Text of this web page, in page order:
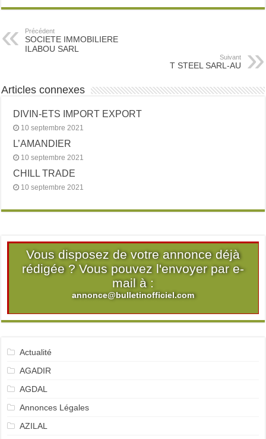
Précédent
SOCIETE IMMOBILIERE
ILABOU SARL
Suivant
T STEEL SARL-AU
Articles connexes
DIVIN-ETS IMPORT EXPORT
10 septembre 2021
L’AMANDIER
10 septembre 2021
CHILL TRADE
10 septembre 2021
Vous disposez de votre annonce déjà
rédigée ? Vous pouvez l'envoyer par e-
mail à :
annonce@bulletinofficiel.com
Actualité
AGADIR
AGDAL
Annonces Légales
AZILAL